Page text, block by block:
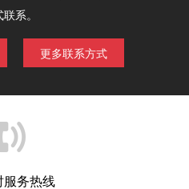
系。
更多联系方式
服务热线